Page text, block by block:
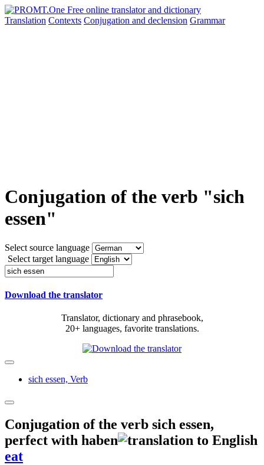
Translation Contexts Conjugation and declension Grammar
Conjugation of the verb "sich
essen"
Select source language
Select target language
Download the translator
Translator, dictionary and phrasebook,
20+ languages, favorite translations.
sich essen, Verb
Conjugation of the verb sich essen,
perfect with haben
eat